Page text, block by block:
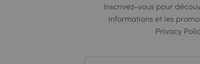
Inscrivez-vous pour
informations et les
Privacy